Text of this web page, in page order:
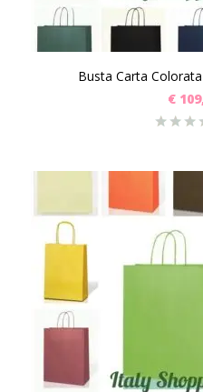
Busta Carta
€